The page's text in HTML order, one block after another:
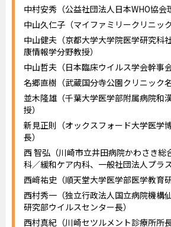
中村安秀（公益社団法人日本WHO協会
中山久仁子（マイファミリークリニッ
中山健夫（京都大学大学院医学研究科
康情報学分野教授）
中山哲夫（日本臨床ウイルス学会幹事会
名郷直樹（武蔵国分寺公園クリニック名
並木隆雄（千葉大学医学部附属病院和
授）
新見正則（オックスフォード大学医学
長）
西 智弘（川崎市立井田病院かわさき総
科／緩和ケア内科、一般社団法人プラ
西﨑祐史（順天堂大学医学部医学教育
西村秀一（独立行政法人国立病院機構
研究部ウイルスセンター長）
西村真紀（川崎セツルメント診療所所長